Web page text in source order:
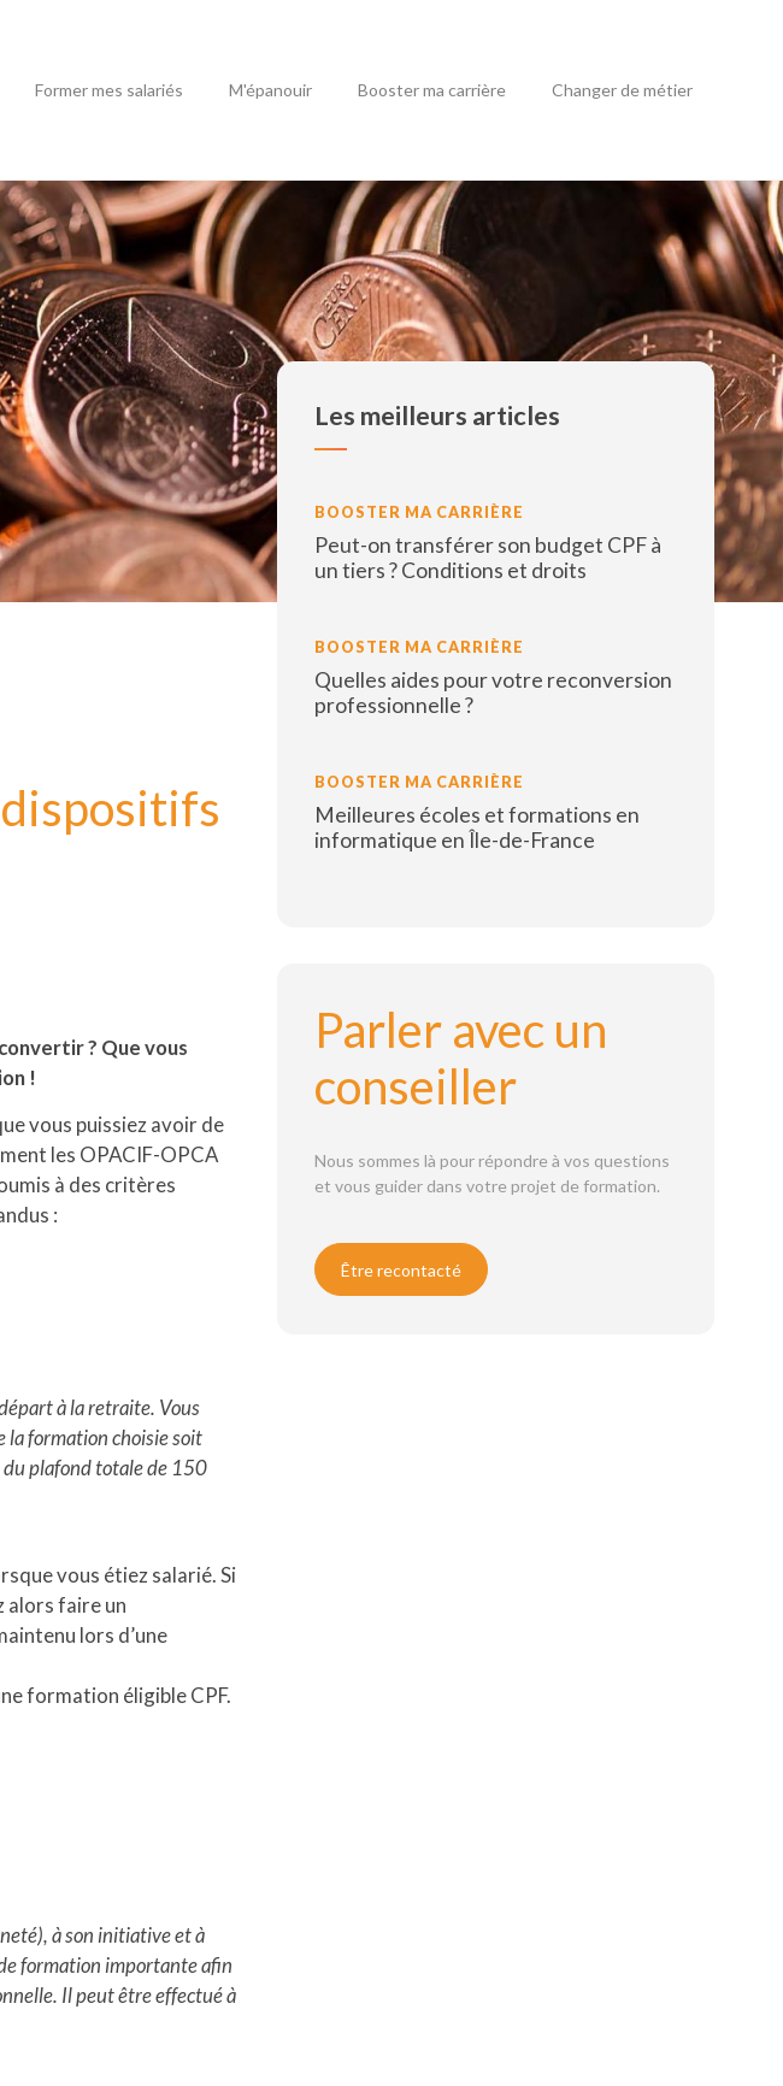
Former mes salariés M'épanouir Booster ma carrière Changer de métier
? Que vous
!
vous puissiez avoir de
les OPACIF-OPCA
à des critères
:
à la retraite. Vous
la formation choisie soit
du plafond totale de 150
vous étiez salarié. Si
alors faire un
lors d’une
formation éligible CPF.
à son initiative et à
formation importante afin
Il peut être effectué à
Les meilleurs articles
BOOSTER MA CARRIÈRE
Peut-on transférer son budget CPF à
un tiers ? Conditions et droits
BOOSTER MA CARRIÈRE
Quelles aides pour votre reconversion
professionnelle ?
BOOSTER MA CARRIÈRE
Meilleures écoles et formations en
informatique en Île-de-France
Parler avec un
conseiller
Nous sommes là pour répondre à vos questions
et vous guider dans votre projet de formation.
Être recontacté